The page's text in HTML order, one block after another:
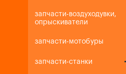
запчасти-воздуходувки,
опрыскиватели
запчасти-мотобуры
запчасти-станки